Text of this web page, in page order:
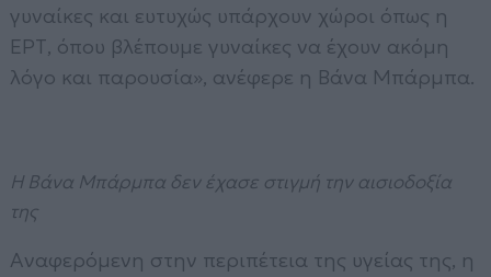
γυναίκες και ευτυχώς υπάρχουν χώροι όπως η
ΕΡΤ, όπου βλέπουμε γυναίκες να έχουν ακόμη
λόγο και παρουσία», ανέφερε η Βάνα Μπάρμπα.
Η Βάνα Μπάρμπα δεν έχασε στιγμή την αισιοδοξία
της
Αναφερόμενη στην περιπέτεια της υγείας της, η